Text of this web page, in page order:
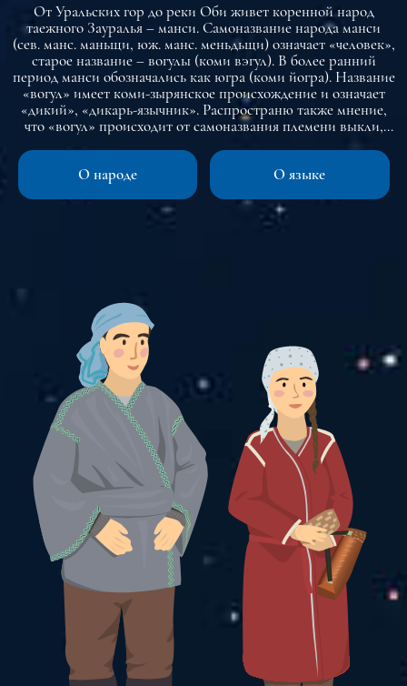
От Уральских гор до реки Оби живет коренной народ
таежного Зауралья – манси. Самоназвание народа манси
(сев. манс. маньщи, юж. манс. меньдьщи) означает «человек»,
старое название – вогулы (коми вэгул). В более ранний
период манси обозначались как югра (коми йогра). Название
«вогул» имеет коми-зырянское происхождение и означает
«дикий», «дикарь-язычник». Распространю также мнение,
что «вогул» происходит от самоназвания племени выкли,
равнины, включая Кондинскую низменность и Северо-
Сосьвинскую возвышенность, а также восточные склоны
Северного и Приполярного Урала.
О народе О языке